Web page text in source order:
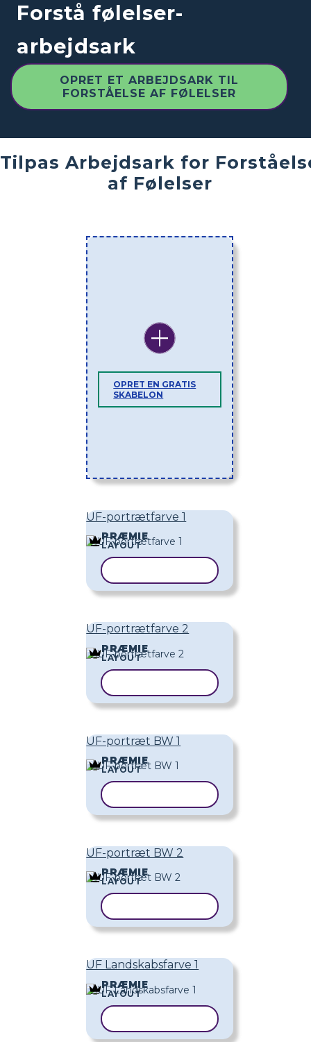
Forstå følelser-
arbejdsark
OPRET ET ARBEJDSARK TIL
FORSTÅELSE AF FØLELSER
Tilpas Arbejdsark for
af Følelser
OPRET EN GRATIS
SKABELON
UF-portrætfarve 1
PRÆMIE
LAYOUT
UF-portrætfarve 2
PRÆMIE
LAYOUT
UF-portræt BW 1
PRÆMIE
LAYOUT
UF-portræt BW 2
PRÆMIE
LAYOUT
UF Landskabsfarve 1
PRÆMIE
LAYOUT